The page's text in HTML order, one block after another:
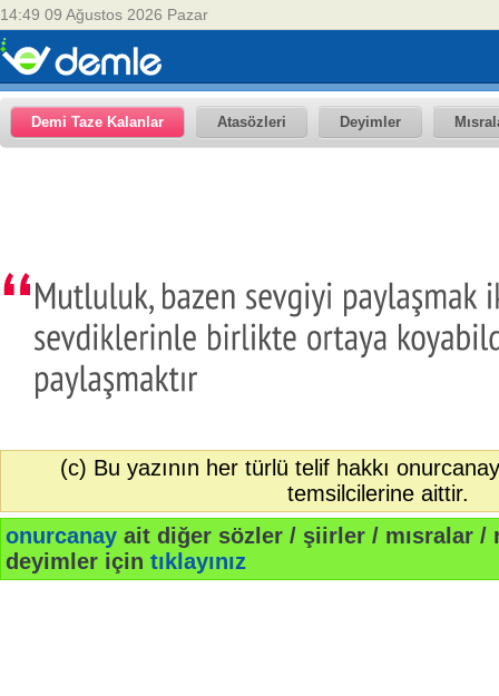
14:49 09 Ağustos 2026 Pazar
Demi Taze Kalanlar Atasözleri Deyimler
(c) Bu yazının her türlü telif hakkı
temsilcilerine aittir.
onurcanay ait diğer sözler / şiirler / mısralar /
deyimler için tıklayınız